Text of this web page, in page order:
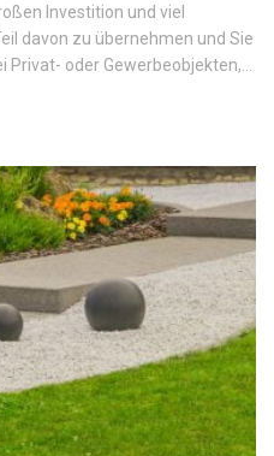
Investition und viel
davon zu übernehmen und Sie
oder Gewerbeobjekten,…